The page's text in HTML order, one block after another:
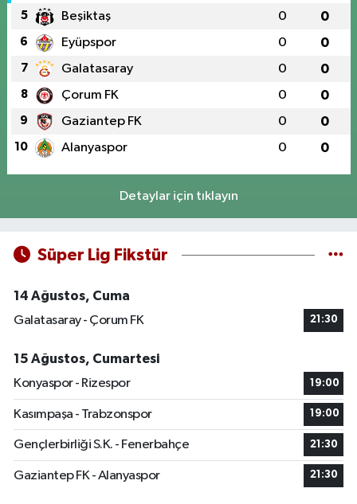
5 Beşiktaş 0 0
6 Eyüpspor 0 0
7 Galatasaray 0 0
8 Çorum FK 0 0
9 Gaziantep FK 0 0
10 Alanyaspor 0 0
Detaylar için tıklayın
Süper Lig Fikstür
14 Ağustos, Cuma
Galatasaray - Çorum FK
21:30
15 Ağustos, Cumartesi
Konyaspor - Rizespor
19:00
Kasımpaşa - Trabzonspor 19:00
Gençlerbirliği S.K. - Fenerbahçe 21:30
Gaziantep FK - Alanyaspor 21:30